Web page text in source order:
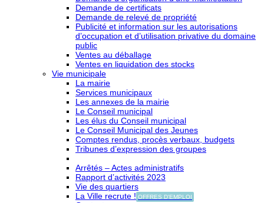
Demande de certificats
Demande de relevé de propriété
Publicité et information sur les autorisations
d’occupation et d’utilisation privative du domaine
public
Ventes au déballage
Ventes en liquidation des stocks
Vie municipale
La mairie
Services municipaux
Les annexes de la mairie
Le Conseil municipal
Les élus du Conseil municipal
Le Conseil Municipal des Jeunes
Comptes rendus, procès verbaux, budgets
Tribunes d’expression des groupes
Arrêtés – Actes administratifs
Rapport d’activités 2023
Vie des quartiers
La Ville recrute ! OFFRES D'EMPLOI